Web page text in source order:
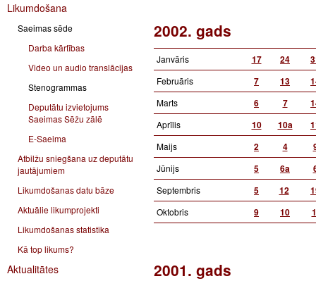
Likumdošana
Saeimas sēde
Darba kārtības
Video un audio translācijas
Stenogrammas
Deputātu izvietojums
Saeimas Sēžu zālē
E-Saeima
Atbilžu sniegšana uz deputātu
jautājumiem
Likumdošanas datu bāze
Aktuālie likumprojekti
Likumdošanas statistika
Kā top likums?
Aktualitātes
2002. gads
Janvāris 17 24
Februāris 7 13
Marts 6 7
Aprīlis 10 10a
Maijs 2 4
Jūnijs 5 6a
Septembris 5 12
Oktobris 9 10
2001. gads